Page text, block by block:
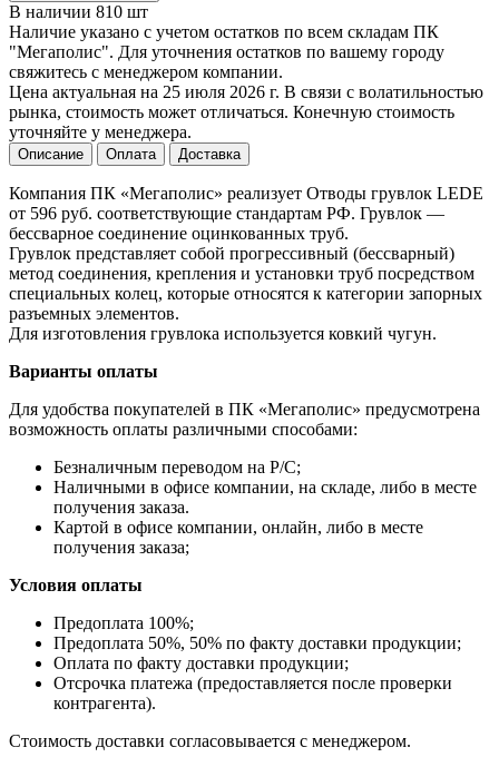
В наличии 810 шт
Наличие указано с учетом остатков по всем складам ПК
"Мегаполис". Для уточнения остатков по вашему городу
свяжитесь с менеджером компании.
Цена актуальная на 25 июля 2026 г. В связи с волатильностью
рынка, стоимость может отличаться. Конечную стоимость
уточняйте у менеджера.
Описание Оплата Доставка
Компания ПК «Мегаполис» реализует Отводы грувлок LEDE
от 596 руб. соответствующие стандартам РФ. Грувлок —
бессварное соединение оцинкованных труб.
Грувлок представляет собой прогрессивный (бессварный)
метод соединения, крепления и установки труб посредством
специальных колец, которые относятся к категории запорных
разъемных элементов.
Для изготовления грувлока используется ковкий чугун.
Варианты оплаты
Для удобства покупателей в ПК «Мегаполис» предусмотрена
возможность оплаты различными способами:
Безналичным переводом на Р/С;
Наличными в офисе компании, на складе, либо в месте
получения заказа.
Картой в офисе компании, онлайн, либо в месте
получения заказа;
Условия оплаты
Предоплата 100%;
Предоплата 50%, 50% по факту доставки продукции;
Оплата по факту доставки продукции;
Отсрочка платежа (предоставляется после проверки
контрагента).
Стоимость доставки согласовывается с менеджером.